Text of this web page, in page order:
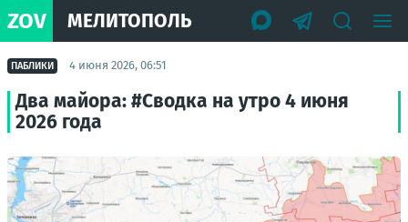
ZOV МЕЛИТОПОЛЬ
ПАБЛИКИ 4 июня 2026, 06:51
Два майора: #Сводка на утро 4 июня
2026 года